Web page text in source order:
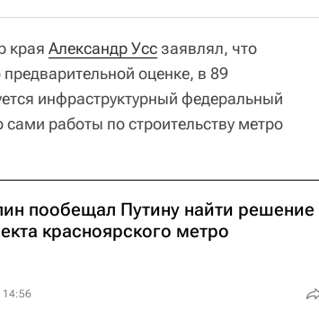
края Александр Уссзаявлял, что
оценке, в 89
инфраструктурный федеральный
работы по строительству метро
пообещал Путину найти решение
красноярского метро
14:56